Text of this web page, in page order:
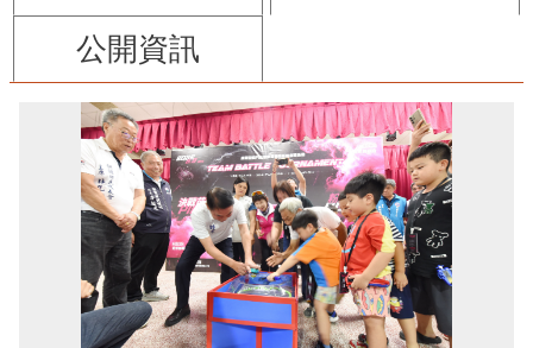
公開資訊